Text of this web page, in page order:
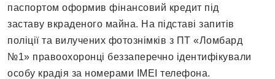
паспортом оформив фінансовий кредит під
заставу вкраденого майна. На підставі запитів
поліції та вилучених фотознімків з ПТ «Ломбард
№1» правоохоронці беззаперечно ідентифікували
особу крадія за номерами IMEI телефона.